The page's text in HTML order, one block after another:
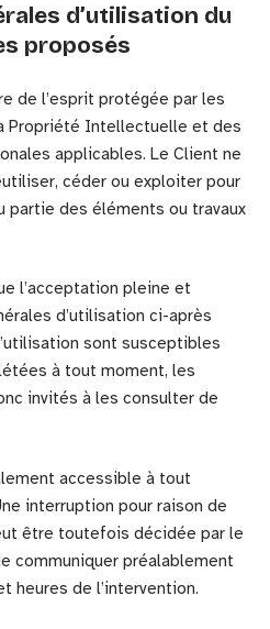
d’utilisation du
proposés
de l’esprit protégée par les
Propriété Intellectuelle et des
applicables. Le Client ne
céder ou exploiter pour
partie des éléments ou travaux
l’acceptation pleine et
d’utilisation ci-après
sont susceptibles
à tout moment, les
invités à les consulter de
accessible à tout
interruption pour raison de
être toutefois décidée par le
communiquer préalablement
heures de l’intervention.